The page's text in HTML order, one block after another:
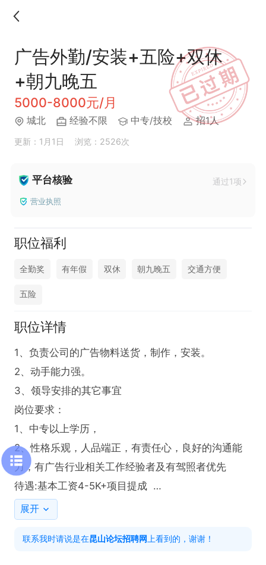
广告外勤/安装+五险+双休
+朝九晚五
5000-8000元/月
城北 经验不限 中专/技校 招1人
更新：1月1日 浏览：2526次
平台核验 通过1项
营业执照
职位福利
全勤奖 有年假 双休 朝九晚五 交通方便
五险
职位详情
1、负责公司的广告物料送货，制作，安装。
2、动手能力强。
3、领导安排的其它事宜
岗位要求：
1、中专以上学历，
2、性格乐观，人品端正，有责任心，良好的沟通能
力，有广告行业相关工作经验者及有驾照者优先
待遇:基本工资4-5K+项目提成
地址：昆山市富士康路1068号
展开
联系我时请说是在昆山论坛招聘网 上看到的，谢谢！